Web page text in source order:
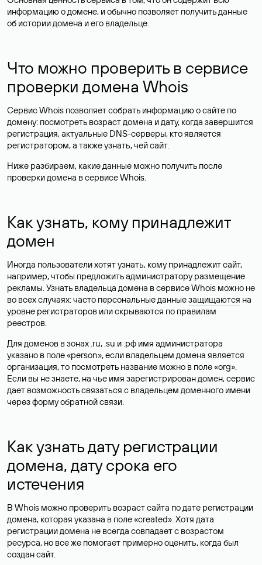
информацию о домене, и обычно позволяет получить данные
об истории домена и его владельце.
Что можно проверить в сервисе
проверки домена Whois
Сервис Whois позволяет собрать информацию о сайте по
домену: посмотреть возраст домена и дату, когда завершится
регистрация, актуальные DNS-серверы, кто является
регистратором, а также узнать, чей сайт.
Ниже разбираем, какие данные можно получить после
проверки домена в сервисе Whois.
Как узнать, кому принадлежит
домен
Иногда пользователи хотят узнать, кому принадлежит сайт,
например, чтобы предложить администратору размещение
рекламы. Узнать владельца домена в сервисе Whois можно не
во всех случаях: часто персональные данныезащищаются на
уровне регистраторов или скрываются по правилам
реестров.
Для доменов в зонах .ru, .su и .рф имя администратора
указано в поле «person», если владельцем домена является
организация, то посмотреть название можно в поле «org».
Если вы не знаете, на чье имя зарегистрирован домен, сервис
дает возможность связаться с владельцем доменного имени
через форму обратной связи.
Как узнать дату регистрации
домена, дату срока его
истечения
В Whois можно проверить возраст сайта по дате регистрации
домена, которая указана в поле «created». Хотя дата
регистрации домена не всегда совпадает с возрастом
ресурса, но все же помогает примерно оценить, когда был
создан сайт.